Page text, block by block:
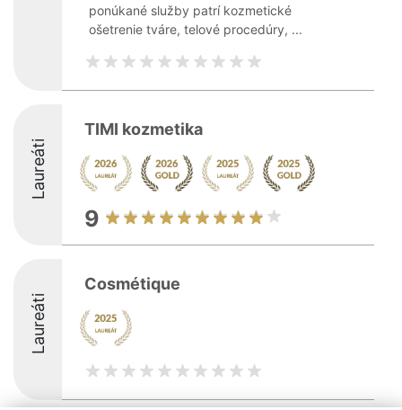
ponúkané služby patrí kozmetické
ošetrenie tváre, telové procedúry, ...
Laureáti
TIMI kozmetika
9
Laureáti
Cosmétique